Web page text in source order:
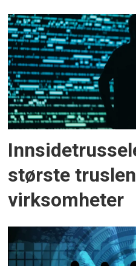
største
virksomheter